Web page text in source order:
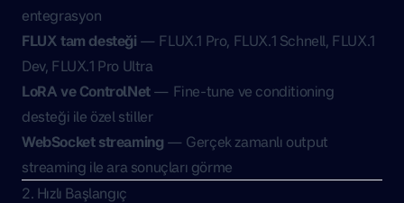
entegrasyon
FLUX tam desteği — FLUX.1 Pro, FLUX.1 Schnell, FLUX.1
Dev, FLUX.1 Pro Ultra
LoRA ve ControlNet— Fine-tune ve conditioning
desteği ile özel stiller
WebSocket streaming — Gerçek zamanlı output
streaming ile ara sonuçları görme
2. Hızlı Başlangıç